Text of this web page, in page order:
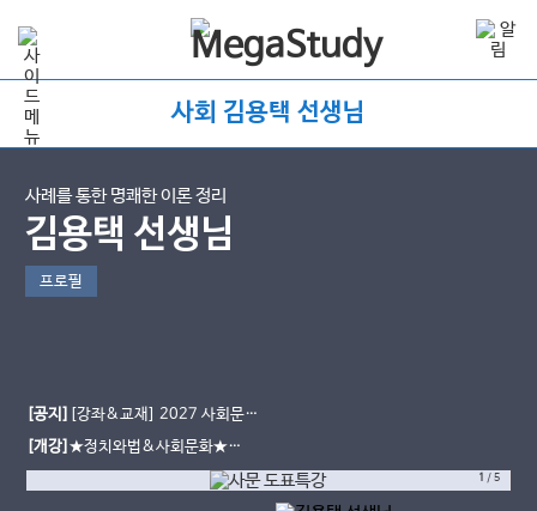
사회 김용택 선생님
사례를 통한 명쾌한 이론 정리
김용택 선생님
프로필
[공지] [강좌&교재] 2027 사회문화
용사탐 도표 특강
[개강]★정치와법&사회문화★
2027 용사탐 모주 모의고사 시즌1 개
1 /5